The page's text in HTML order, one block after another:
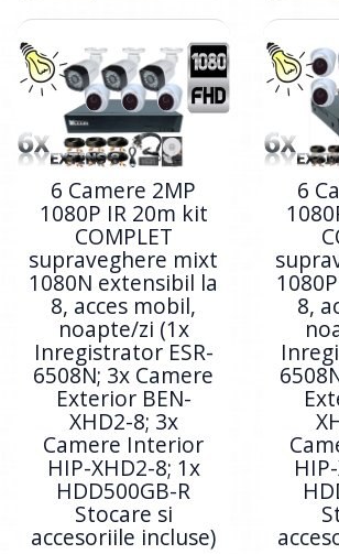
6 Camere 2MP
1080P IR 20m kit
COMPLET
supraveghere mixt
1080N extensibil la
8, acces mobil,
noapte/zi (1x
Inregistrator ESR-
6508N; 3x Camere
Exterior BEN-
XHD2-8; 3x
Camere Interior
HIP-XHD2-8; 1x
HDD500GB-R
Stocare si
accesoriile incluse)
6
8,